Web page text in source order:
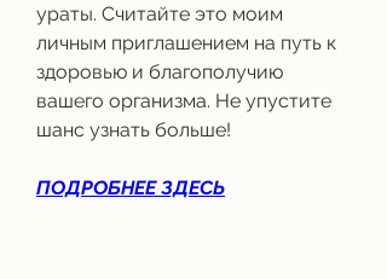
ураты. Считайте это моим
личным приглашением на путь к
здоровью и благополучию
вашего организма. Не упустите
шанс узнать больше!
ПОДРОБНЕЕ ЗДЕСЬ